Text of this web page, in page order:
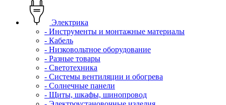
Электрика
- Инструменты и монтажные материалы
- Кабель
- Низковольтное оборудование
- Разные товары
- Светотехника
- Системы вентиляции и обогрева
- Солнечные панели
- Щиты, шкафы, шинопровод